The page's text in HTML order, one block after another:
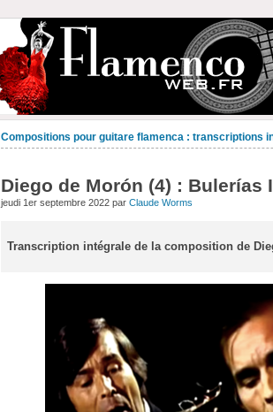
Compositions pour guitare flamenca : transcriptions
Diego de Morón (4) : Bulerías
jeudi 1er septembre 2022 parClaude Worms
Transcription intégrale de la composition de